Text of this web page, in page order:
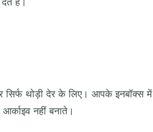
थोड़ी देर के लिए। आपके इनबॉक्स
नहीं बनाते।